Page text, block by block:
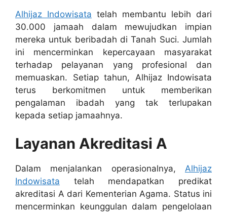
Alhijaz Indowisata telah membantu lebih dari
30.000 jamaah dalam mewujudkan impian
mereka untuk beribadah di Tanah Suci. Jumlah
ini mencerminkan kepercayaan masyarakat
terhadap pelayanan yang profesional dan
memuaskan. Setiap tahun, Alhijaz Indowisata
terus berkomitmen untuk memberikan
pengalaman ibadah yang tak terlupakan
kepada setiap jamaahnya.
Layanan Akreditasi A
Dalam menjalankan operasionalnya, Alhijaz
Indowisata telah mendapatkan predikat
akreditasi A dari Kementerian Agama. Status ini
mencerminkan keunggulan dalam pengelolaan